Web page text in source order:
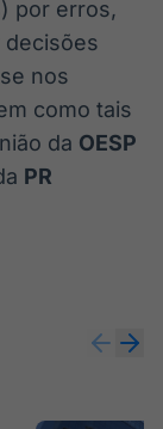
por erros,
nos
como tais
da OESP
PR